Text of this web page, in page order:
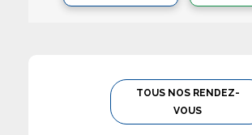
TOUS NOS RENDEZ-
VOUS